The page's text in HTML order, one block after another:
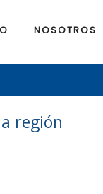
NOSOTROS
región